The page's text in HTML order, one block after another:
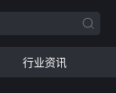
行业资讯